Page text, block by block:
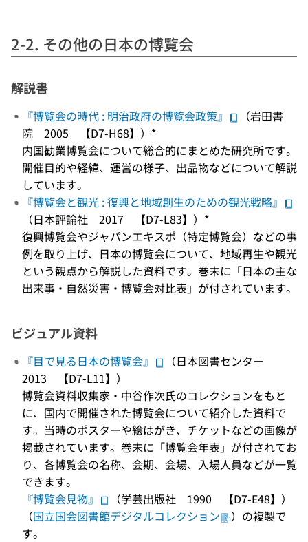
2-2. その他の日本の博覧会
解説書
『博覧会の時代 : 明治政府の博覧会政策』
（岩田書
院 2005 【D7-H68】）*
内国勧業博覧会について総合的にまとめた研究所です。
開催目的や経緯、運営の様子、出品物などについて解説
しています。
『博覧会と観光 : 復興と地域創生のための観光戦略』
（日本評論社 2017 【D7-L83】）*
復興博覧会やジャパンエキスポ（特定博覧会）などの事
例を取り上げ、日本の博覧会について、地域再生や観光
という観点から解説した資料です。巻末に「日本の主な
出来事・自然災害・博覧会対比表」が付されています。
ビジュアル資料
『目で見る日本の博覧会』
（日本図書センター
2013 【D7-L11】）
博覧会資料収集家・中谷作次氏のコレクションをもと
に、国内で開催された博覧会について紹介した資料で
す。当時のポスターや絵はがき、チケットなどの画像が
掲載されています。巻末に「博覧会年表」が付されてお
り、各博覧会の名称、会期、会場、入場人員などが一覧
できます。
『博覧会見物』
（学芸出版社 1990 【D7-E48】）
（国立国会図書館デジタルコレクション
）の複製で
す。